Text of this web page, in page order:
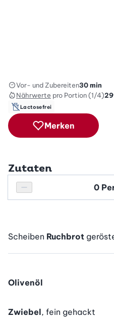
Vor- und Zubereiten30 min
Nährwerte pro Portion (1/4)
Lactosefrei
Merken
Zutaten
Personenanzahl verringern
Personenanzahl
Scheiben Ruchbrot
Olivenöl
Zwiebel, fein gehackt